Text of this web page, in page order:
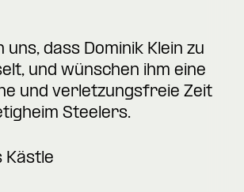
dass Dominik Klein zu
und wünschen ihm eine
und verletzungsfreie Zeit
Steelers.
Kästle